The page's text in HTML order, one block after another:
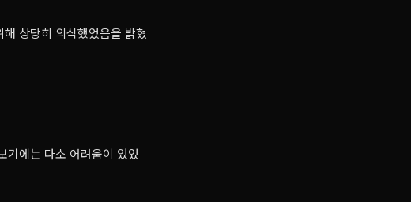
상당히 의식했었음을 밝혔
기에는 다소 어려움이 있었